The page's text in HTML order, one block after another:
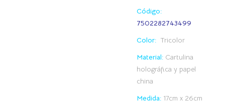
Código:
7502282743499
Color: Tricolor
Material: Cartulina
holográfica y papel
china
Medida: 17cm x 26cm